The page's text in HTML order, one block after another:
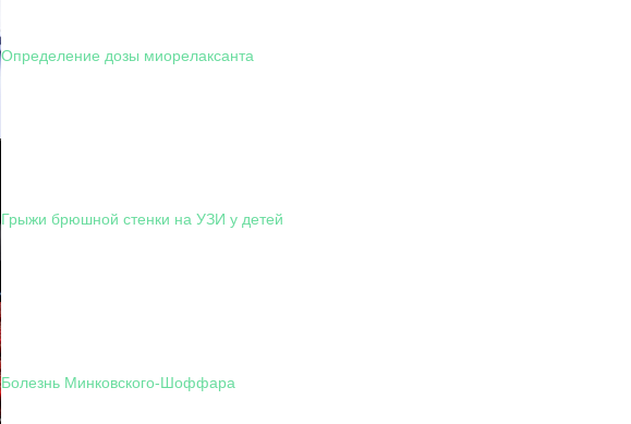
Определение дозы миорелаксанта
Грыжи брюшной стенки на УЗИ у детей
Болезнь Минковского-Шоффара